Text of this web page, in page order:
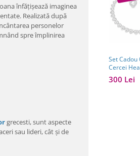
înfăţişează imaginea
Realizată după
personelor
spre împlinirea
grecesti, sunt aspecte
sau lideri, cât şi de
Set Cadou
Cercei
300 Lei